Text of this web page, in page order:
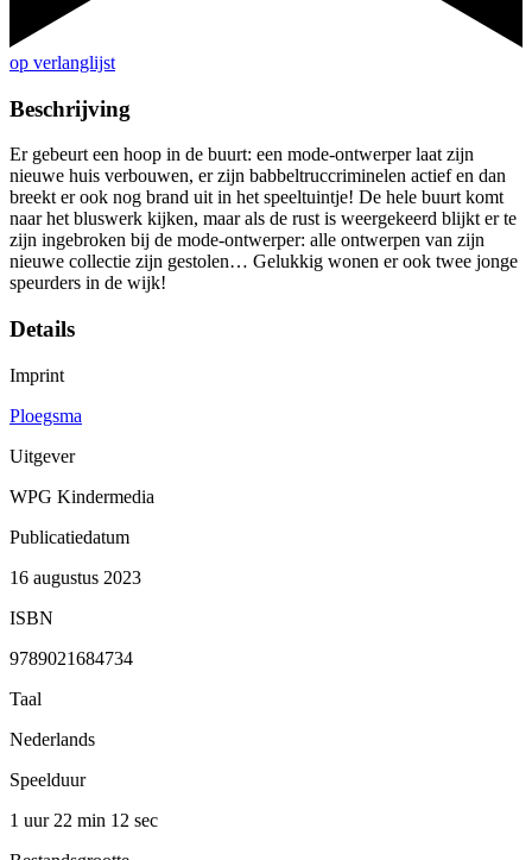
op verlanglijst
Beschrijving
Er gebeurt een hoop in de buurt: een mode-ontwerper laat zijn
nieuwe huis verbouwen, er zijn babbeltruccriminelen actief en dan
breekt er ook nog brand uit in het speeltuintje! De hele buurt komt
naar het bluswerk kijken, maar als de rust is weergekeerd blijkt er te
zijn ingebroken bij de mode-ontwerper: alle ontwerpen van zijn
nieuwe collectie zijn gestolen… Gelukkig wonen er ook twee jonge
speurders in de wijk!
Details
Imprint
Ploegsma
Uitgever
WPG Kindermedia
Publicatiedatum
16 augustus 2023
ISBN
9789021684734
Taal
Nederlands
Speelduur
1 uur 22 min 12 sec